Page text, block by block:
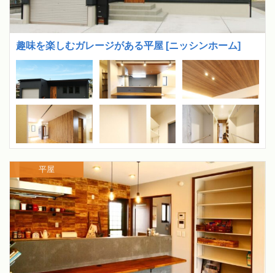
趣味を楽しむガレージがある平屋 [ニッシンホーム]
平屋